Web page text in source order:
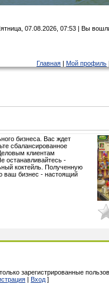
07.08.2026, 07:53 | Вы
Главная Мой профиль
бизнеса. Вас ждет
сбалансированное
клиентам
останавливайтесь -
коктейль. Полученную
ваш бизнес - настоящий
зарегистрированные
| Вход ]